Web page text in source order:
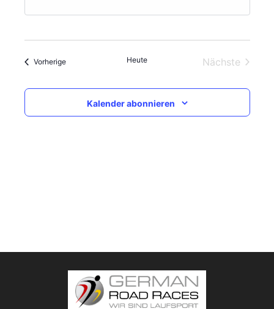
VorherigeVeranstaltungen Heute
Nächste
Kalender abonnieren